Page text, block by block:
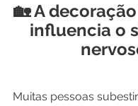
🏡 A
influencia o
Muitas pessoas